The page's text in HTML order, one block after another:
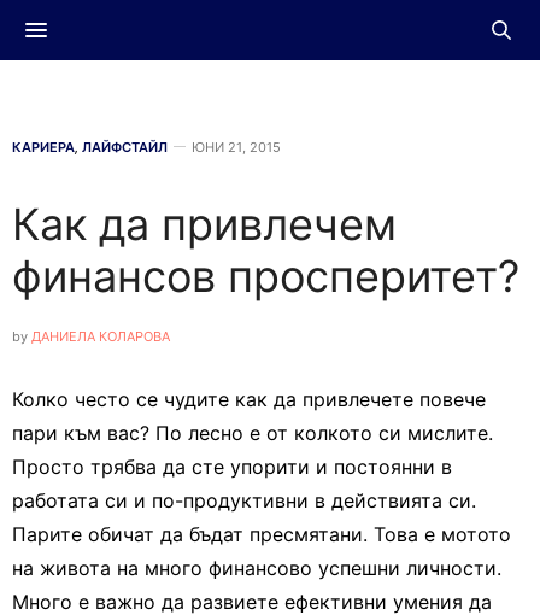
КАРИЕРА, ЛАЙФСТАЙЛ ЮНИ 21, 2015
Как да привлечем
финансов просперитет?
by ДАНИЕЛА КОЛАРОВА
Колко често се чудите как да привлечете повече
пари към вас? По лесно е от колкото си мислите.
Просто трябва да сте упорити и постоянни в
работата си и по-продуктивни в действията си.
Парите обичат да бъдат пресмятани. Това е мотото
на живота на много финансово успешни личности.
Много е важно да развиете ефективни умения да